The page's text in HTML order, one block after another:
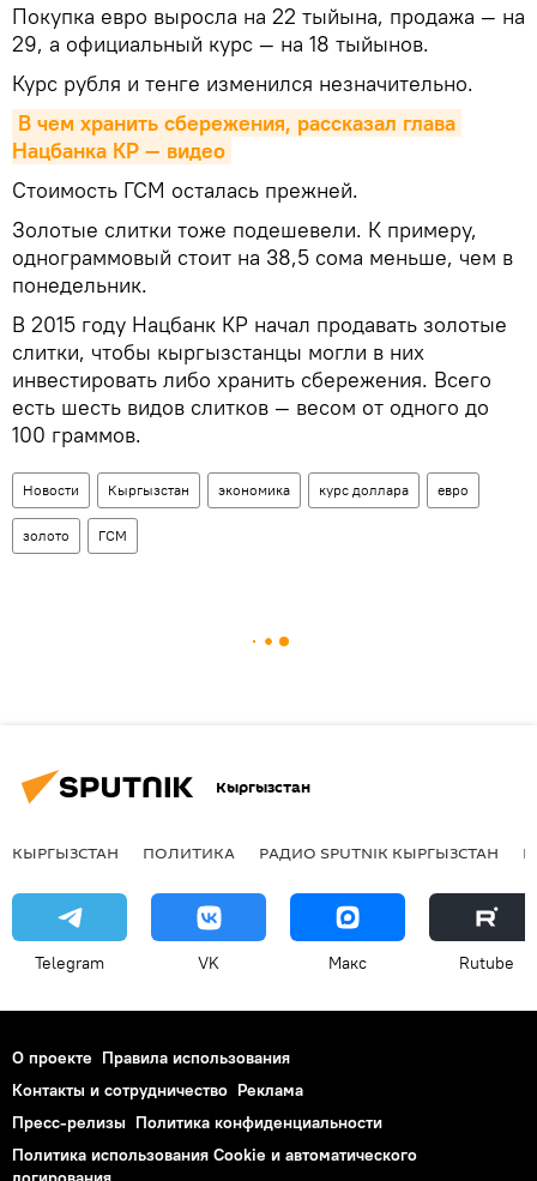
Покупка евро выросла на 22 тыйына, продажа — на
29, а официальный курс — на 18 тыйынов.
Курс рубля и тенге изменился незначительно.
В чем хранить сбережения, рассказал глава
Нацбанка КР — видео
Стоимость ГСМ осталась прежней.
Золотые слитки тоже подешевели. К примеру,
однограммовый стоит на 38,5 сома меньше, чем в
понедельник.
В 2015 году Нацбанк КР начал продавать золотые
слитки, чтобы кыргызстанцы могли в них
инвестировать либо хранить сбережения. Всего
есть шесть видов слитков — весом от одного до
100 граммов.
Новости Кыргызстан экономика курс доллара евро
золото ГСМ
Кыргызстан
КЫРГЫЗСТАН ПОЛИТИКА РАДИО SPUTNIK КЫРГЫЗСТАН
Telegram VK Макс Rutube
О проекте Правила использования
Контакты и сотрудничество Реклама
Пресс-релизы Политика конфиденциальности
Политика использования Cookie и автоматического